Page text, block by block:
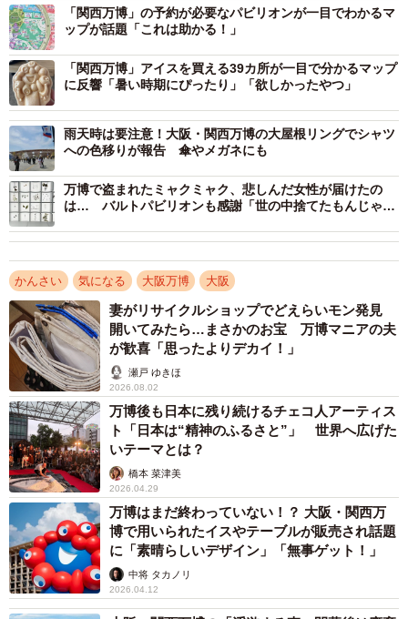
物リストが詳細に記されています。
必須アイテムは以下の通りです。
・ 日傘（晴雨兼用）※会場でレンタルも可能
・ 夏用アームカバー
・ 帽子（ひもつき）
・ サングラス
・ 薄手のトートバッグ（手荷物の仮置き用）
・ サコッシュ（小銭・カード用）
・ 凍らせたスポーツドリンク
・ スポーツタオル
・ つじさん（@t_tsuji）作成の非公式地図
・ ハンディファン（余裕があれば）
・ 冷タオル（余裕があれば）
後日の追加投稿では「日傘同士がぶつからないように自分
も持つ」という逆転の発想も紹介。混雑した場所では、自
分も日傘を持つことでお互いの高さが揃い、ぶつかりにく
くなるというアイデアです。一方で「軽食やレジャーシー
トは要らなかった」という情報も加えられました。
「関西万博」の予約が必要なパビリオンが一目でわかるマ
ップが話題「これは助かる！」
「関西万博」アイスを買える39カ所が一目で分かるマップ
に反響「暑い時期にぴったり」「欲しかったやつ」
雨天時は要注意！大阪・関西万博の大屋根リングでシャツ
への色移りが報告 傘やメガネにも
万博で盗まれたミャクミャク、悲しんだ女性が届けたの
は… バルトパビリオンも感謝「世の中捨てたもんじゃな
かんさい 気になる 大阪万博 大阪
妻がリサイクルショップでどえらいモン発見
開いてみたら…まさかのお宝 万博マニアの夫
が歓喜「思ったよりデカイ！」
瀬戸 ゆきほ
2026.08.02
万博後も日本に残り続けるチェコ人アーティス
ト「日本は“精神のふるさと”」 世界へ広げた
いテーマとは？
橋本 菜津美
2026.04.29
万博はまだ終わっていない！？ 大阪・関西万
博で用いられたイスやテーブルが販売され話題
に「素晴らしいデザイン」「無事ゲット！」
中将 タカノリ
2026.04.12